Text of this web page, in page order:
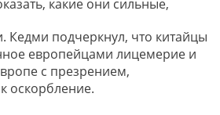
какие они сильные,
Кедми подчеркнул, что китайцы
европейцами лицемерие и
с презрением,
оскорбление.